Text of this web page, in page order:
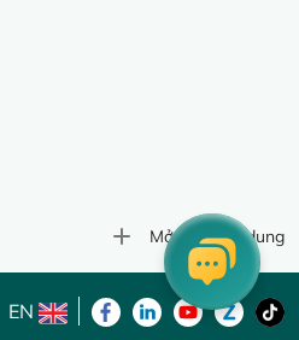
Mở rộng nội dung
EN